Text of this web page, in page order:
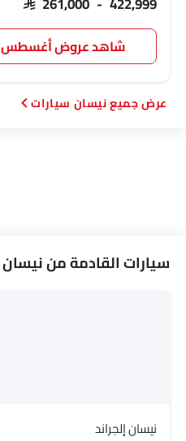
SAR 261,000 - 422,999
شاهد عروض أغسطس
نيسان سيارات
سيارات القادمة من نيسان
نيسان إلجراند